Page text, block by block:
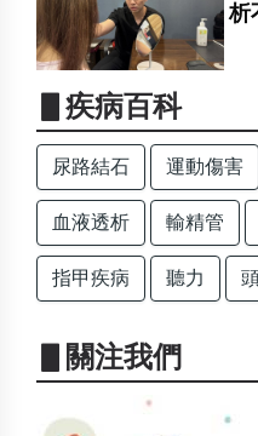
析
▋疾病百科
尿路結石 運動傷害
血液透析 輸精管
指甲疾病 聽力
▋關注我們